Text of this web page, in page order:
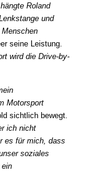
Roland
und
seine Leistung.
wird die Drive-by-
Motorsport
sichtlich bewegt.
ich nicht
es für mich, dass
soziales
ein